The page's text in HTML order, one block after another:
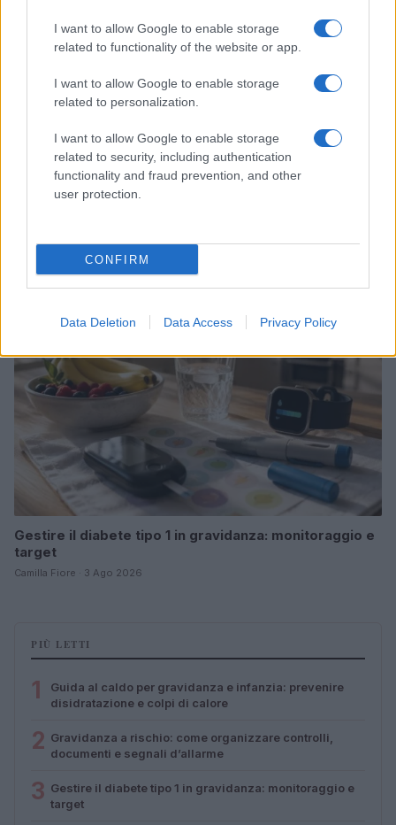
I want to allow Google to enable storage
related to functionality of the website or app.
I want to allow Google to enable storage
related to personalization.
I want to allow Google to enable storage
related to security, including authentication
functionality and fraud prevention, and other
user protection.
CONFIRM
Data Deletion Data Access Privacy Policy
Beatrice Bonaventura · 4 Ago 2026
MATERNITÀ E GRAVIDANZA
Gestire il diabete tipo 1 in gravidanza: monitoraggio e
target
Camilla Fiore · 3 Ago 2026
PIÙ LETTI
1
Guida al caldo per gravidanza e infanzia: prevenire
disidratazione e colpi di calore
2 Gravidanza a rischio: come organizzare controlli,
documenti e segnali d’allarme
3 Gestire il diabete tipo 1 in gravidanza: monitoraggio e
target